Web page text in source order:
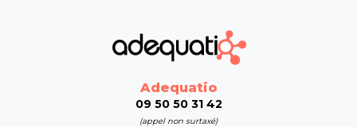
Adequatio
09 50 50 31 42
(appel non surtaxé)